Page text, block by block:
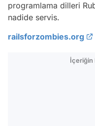
programlama dilleri
nadide servis.
railsforzombies.org
İçeriğin